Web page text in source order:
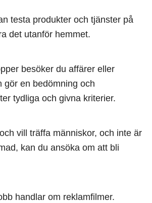
testa produkter och tjänster på
det utanför hemmet.
besöker du affärer eller
gör en bedömning och
tydliga och givna kriterier.
vill träffa människor, och inte är
kan du ansöka om att bli
handlar om reklamfilmer.